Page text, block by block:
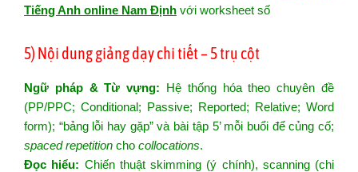
Tiếng Anh online Nam Định với worksheet số
5) Nội dung giảng dạy chi tiết – 5 trụ cột
Ngữ pháp & Từ vựng: Hệ thống hóa theo chuyên đề
(PP/PPC; Conditional; Passive; Reported; Relative; Word
form); “bảng lỗi hay gặp” và bài tập 5’ mỗi buổi để củng cố;
spaced repetition cho collocations.
Đọc hiểu: Chiến thuật skimming (ý chính), scanning (chi